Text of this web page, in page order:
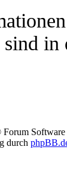
sind in
durch